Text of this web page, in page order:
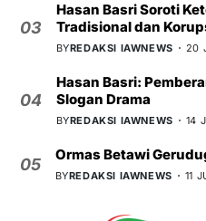
03
Hasan Basri Soroti
Tradisional dan
BYREDAKSI IAWNEWS 20
04
Hasan Basri:
Slogan Drama
BYREDAKSI IAWNEWS 14
05
Ormas Betawi
BYREDAKSI IAWNEWS 11